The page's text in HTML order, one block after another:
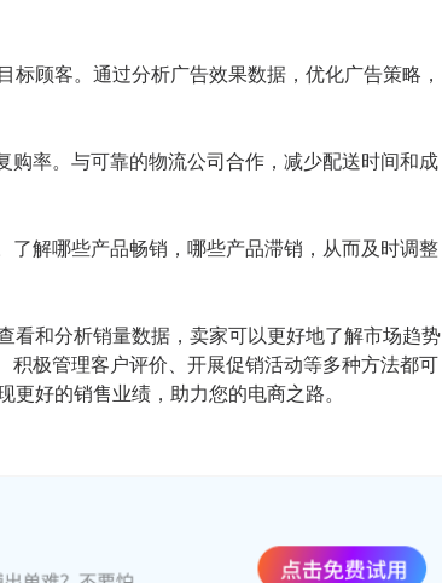
顾客。通过分析广告效果数据，优化广告策略，
率。与可靠的物流公司合作，减少配送时间和成
解哪些产品畅销，哪些产品滞销，从而及时调整
看和分析销量数据，卖家可以更好地了解市场趋势
极管理客户评价、开展促销活动等多种方法都可
好的销售业绩，助力您的电商之路。